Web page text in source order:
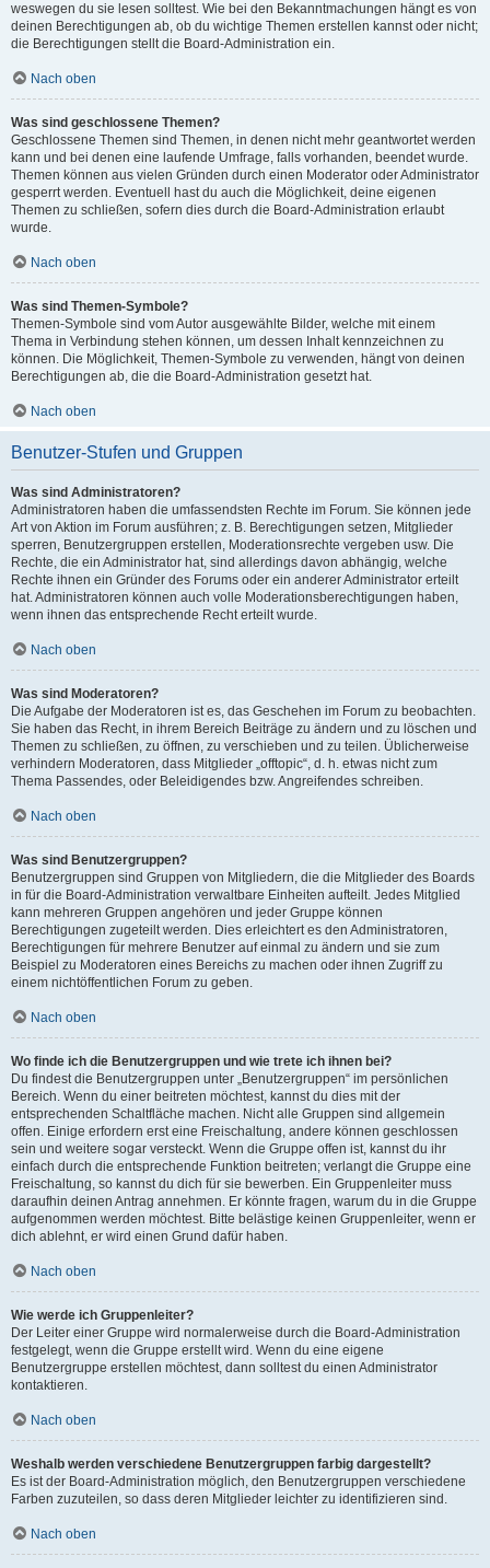
weswegen du sie lesen solltest. Wie bei den Bekanntmachungen hängt es von
deinen Berechtigungen ab, ob du wichtige Themen erstellen kannst oder nicht;
die Berechtigungen stellt die Board-Administration ein.
Nach oben
Was sind geschlossene Themen?
Geschlossene Themen sind Themen, in denen nicht mehr geantwortet werden
kann und bei denen eine laufende Umfrage, falls vorhanden, beendet wurde.
Themen können aus vielen Gründen durch einen Moderator oder Administrator
gesperrt werden. Eventuell hast du auch die Möglichkeit, deine eigenen
Themen zu schließen, sofern dies durch die Board-Administration erlaubt
wurde.
Nach oben
Was sind Themen-Symbole?
Themen-Symbole sind vom Autor ausgewählte Bilder, welche mit einem
Thema in Verbindung stehen können, um dessen Inhalt kennzeichnen zu
können. Die Möglichkeit, Themen-Symbole zu verwenden, hängt von deinen
Berechtigungen ab, die die Board-Administration gesetzt hat.
Nach oben
Benutzer-Stufen und Gruppen
Was sind Administratoren?
Administratoren haben die umfassendsten Rechte im Forum. Sie können jede
Art von Aktion im Forum ausführen; z. B. Berechtigungen setzen, Mitglieder
sperren, Benutzergruppen erstellen, Moderationsrechte vergeben usw. Die
Rechte, die ein Administrator hat, sind allerdings davon abhängig, welche
Rechte ihnen ein Gründer des Forums oder ein anderer Administrator erteilt
hat. Administratoren können auch volle Moderationsberechtigungen haben,
wenn ihnen das entsprechende Recht erteilt wurde.
Nach oben
Was sind Moderatoren?
Die Aufgabe der Moderatoren ist es, das Geschehen im Forum zu beobachten.
Sie haben das Recht, in ihrem Bereich Beiträge zu ändern und zu löschen und
Themen zu schließen, zu öffnen, zu verschieben und zu teilen. Üblicherweise
verhindern Moderatoren, dass Mitglieder „offtopic“, d. h. etwas nicht zum
Thema Passendes, oder Beleidigendes bzw. Angreifendes schreiben.
Nach oben
Was sind Benutzergruppen?
Benutzergruppen sind Gruppen von Mitgliedern, die die Mitglieder des Boards
in für die Board-Administration verwaltbare Einheiten aufteilt. Jedes Mitglied
kann mehreren Gruppen angehören und jeder Gruppe können
Berechtigungen zugeteilt werden. Dies erleichtert es den Administratoren,
Berechtigungen für mehrere Benutzer auf einmal zu ändern und sie zum
Beispiel zu Moderatoren eines Bereichs zu machen oder ihnen Zugriff zu
einem nichtöffentlichen Forum zu geben.
Nach oben
Wo finde ich die Benutzergruppen und wie trete ich ihnen bei?
Du findest die Benutzergruppen unter „Benutzergruppen“ im persönlichen
Bereich. Wenn du einer beitreten möchtest, kannst du dies mit der
entsprechenden Schaltfläche machen. Nicht alle Gruppen sind allgemein
offen. Einige erfordern erst eine Freischaltung, andere können geschlossen
sein und weitere sogar versteckt. Wenn die Gruppe offen ist, kannst du ihr
einfach durch die entsprechende Funktion beitreten; verlangt die Gruppe eine
Freischaltung, so kannst du dich für sie bewerben. Ein Gruppenleiter muss
daraufhin deinen Antrag annehmen. Er könnte fragen, warum du in die Gruppe
aufgenommen werden möchtest. Bitte belästige keinen Gruppenleiter, wenn er
dich ablehnt, er wird einen Grund dafür haben.
Nach oben
Wie werde ich Gruppenleiter?
Der Leiter einer Gruppe wird normalerweise durch die Board-Administration
festgelegt, wenn die Gruppe erstellt wird. Wenn du eine eigene
Benutzergruppe erstellen möchtest, dann solltest du einen Administrator
kontaktieren.
Nach oben
Weshalb werden verschiedene Benutzergruppen farbig dargestellt?
Es ist der Board-Administration möglich, den Benutzergruppen verschiedene
Farben zuzuteilen, so dass deren Mitglieder leichter zu identifizieren sind.
Nach oben